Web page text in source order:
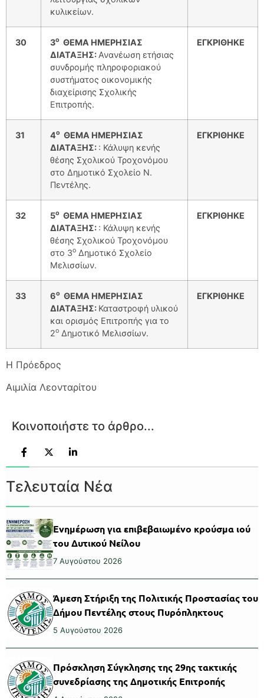
κυλικείων.
30 3ο ΘΕΜΑ ΗΜΕΡΗΣΙΑΣ
ΔΙΑΤΑΞΗΣ: Ανανέωση ετήσιας
συνδρομής πληροφοριακού
συστήματος οικονομικής
διαχείρισης Σχολικής
Επιτροπής.
ΕΓΚΡΙΘΗΚΕ
31 4ο ΘΕΜΑ ΗΜΕΡΗΣΙΑΣ
ΔΙΑΤΑΞΗΣ: : Κάλυψη κενής
θέσης Σχολικού Τροχονόμου
στο Δημοτικό Σχολείο Ν.
Πεντέλης.
ΕΓΚΡΙΘΗΚΕ
32 5ο ΘΕΜΑ ΗΜΕΡΗΣΙΑΣ
ΔΙΑΤΑΞΗΣ: : Κάλυψη κενής
θέσης Σχολικού Τροχονόμου
στο 3ο Δημοτικό Σχολείο
Μελισσίων.
ΕΓΚΡΙΘΗΚΕ
33 6ο ΘΕΜΑ ΗΜΕΡΗΣΙΑΣ
ΔΙΑΤΑΞΗΣ: Καταστροφή υλικού
και ορισμός Επιτροπής για το
2ο Δημοτικό Μελισσίων.
ΕΓΚΡΙΘΗΚΕ
Η Πρόεδρος
Αιμιλία Λεονταρίτου
Κοινοποιήστε το άρθρο...
Τελευταία Νέα
Ενημέρωση για επιβεβαιωμένο κρούσμα ιού
του Δυτικού Νείλου
7 Αυγούστου 2026
Άμεση Στήριξη της Πολιτικής Προστασίας του
Δήμου Πεντέλης στους Πυρόπληκτους
5 Αυγούστου 2026
Πρόσκληση Σύγκλησης της 29ης τακτικής
συνεδρίασης της Δημοτικής Επιτροπής